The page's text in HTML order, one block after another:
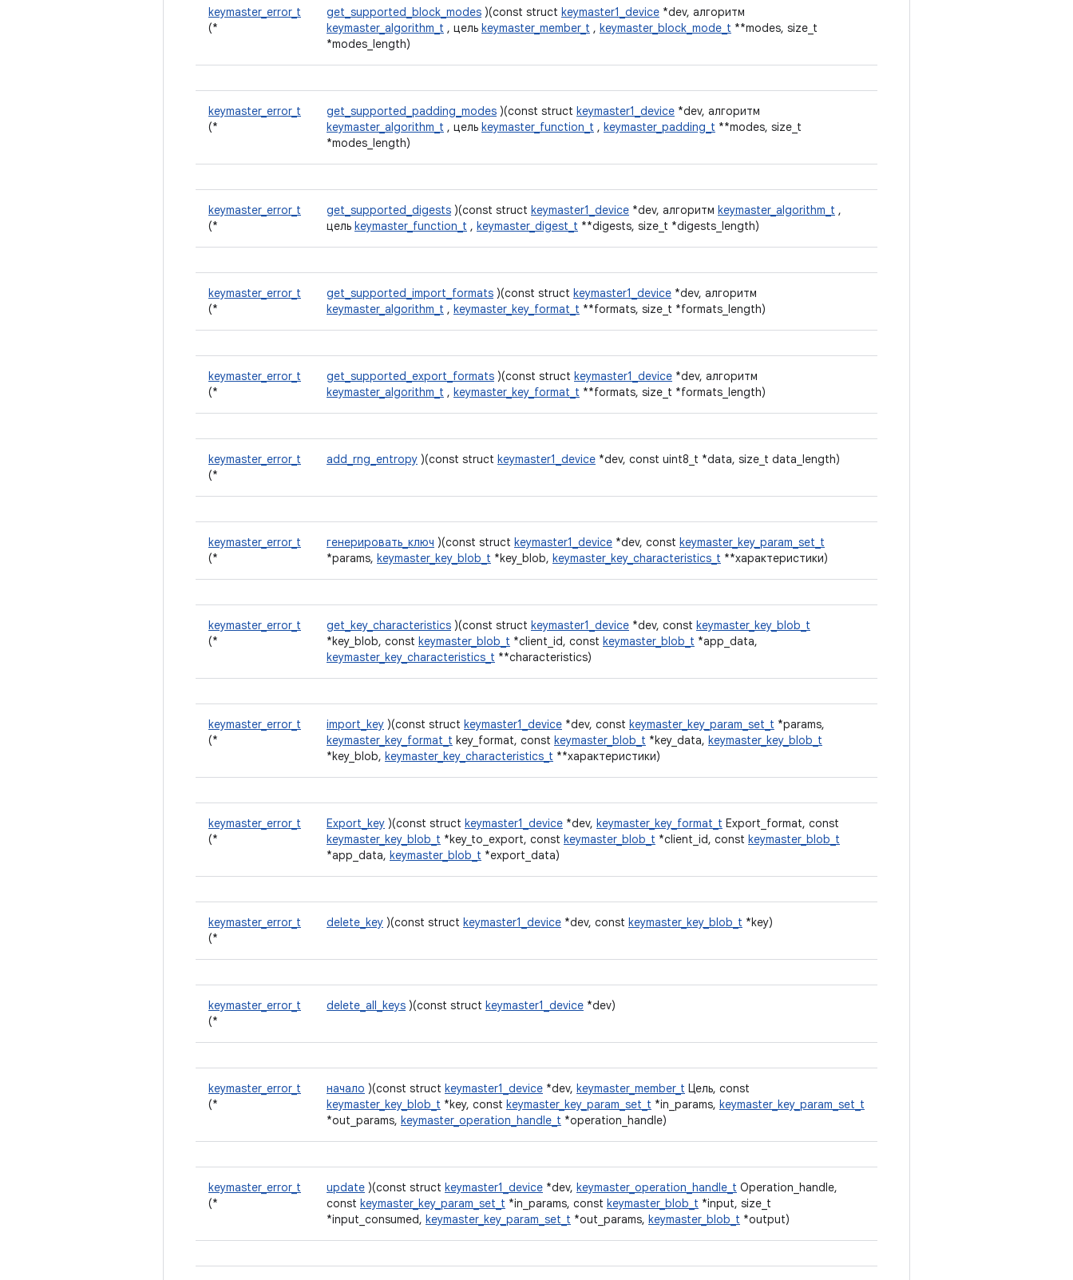
keymaster_error_t
(*
get_supported_block_modes )(const struct keymaster1_device *dev, алгоритм
keymaster_algorithm_t , цель keymaster_member_t , keymaster_block_mode_t **modes, size_t
*modes_length)
keymaster_error_t
(*
get_supported_padding_modes )(const struct keymaster1_device *dev, алгоритм
keymaster_algorithm_t , цель keymaster_function_t , keymaster_padding_t **modes, size_t
*modes_length)
keymaster_error_t
(*
get_supported_digests )(const struct keymaster1_device *dev, алгоритм keymaster_algorithm_t ,
цель keymaster_function_t , keymaster_digest_t **digests, size_t *digests_length)
keymaster_error_t
(*
get_supported_import_formats )(const struct keymaster1_device *dev, алгоритм
keymaster_algorithm_t , keymaster_key_format_t **formats, size_t *formats_length)
keymaster_error_t
(*
get_supported_export_formats )(const struct keymaster1_device *dev, алгоритм
keymaster_algorithm_t , keymaster_key_format_t **formats, size_t *formats_length)
keymaster_error_t
(*
add_rng_entropy )(const struct keymaster1_device *dev, const uint8_t *data, size_t data_length)
keymaster_error_t
(*
генерировать_ключ )(const struct keymaster1_device *dev, const keymaster_key_param_set_t
*params, keymaster_key_blob_t *key_blob, keymaster_key_characteristics_t **характеристики)
keymaster_error_t
(*
get_key_characteristics )(const struct keymaster1_device *dev, const keymaster_key_blob_t
*key_blob, const keymaster_blob_t *client_id, const keymaster_blob_t *app_data,
keymaster_key_characteristics_t **characteristics)
keymaster_error_t
(*
import_key )(const struct keymaster1_device *dev, const keymaster_key_param_set_t *params,
keymaster_key_format_t key_format, const keymaster_blob_t *key_data, keymaster_key_blob_t
*key_blob, keymaster_key_characteristics_t **характеристики)
keymaster_error_t
(*
Export_key )(const struct keymaster1_device *dev, keymaster_key_format_t Export_format, const
keymaster_key_blob_t *key_to_export, const keymaster_blob_t *client_id, const keymaster_blob_t
*app_data, keymaster_blob_t *export_data)
keymaster_error_t
(*
delete_key )(const struct keymaster1_device *dev, const keymaster_key_blob_t *key)
keymaster_error_t
(*
delete_all_keys )(const struct keymaster1_device *dev)
keymaster_error_t
(*
начало )(const struct keymaster1_device *dev, keymaster_member_t Цель, const
keymaster_key_blob_t *key, const keymaster_key_param_set_t *in_params, keymaster_key_param_set_t
*out_params, keymaster_operation_handle_t *operation_handle)
keymaster_error_t
(*
update )(const struct keymaster1_device *dev, keymaster_operation_handle_t Operation_handle,
const keymaster_key_param_set_t *in_params, const keymaster_blob_t *input, size_t
*input_consumed, keymaster_key_param_set_t *out_params, keymaster_blob_t *output)